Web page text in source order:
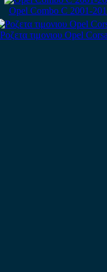
Opel Combo C 2001-
Ροζετα τιμονιου Opel